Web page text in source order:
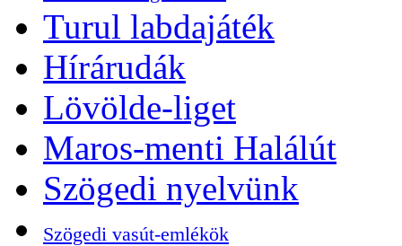
Turul labdajáték
Hírárudák
Lövölde-liget
Maros-menti Halálút
Szögedi nyelvünk
Szögedi vasút-emlékök